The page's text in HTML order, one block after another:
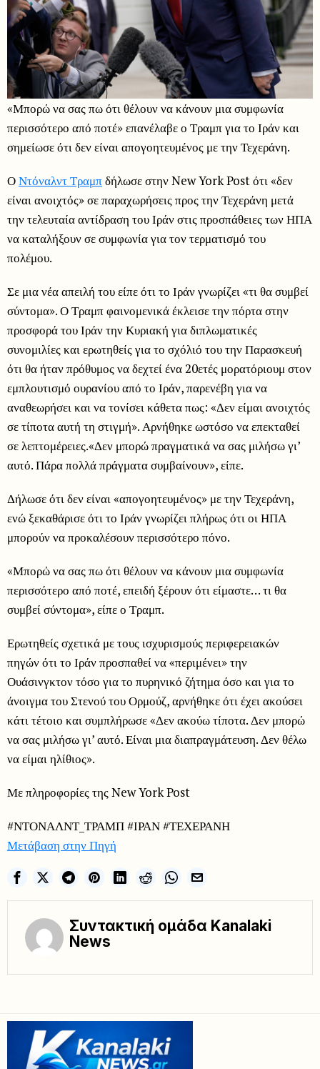
«Μπορώ να σας πω ότι θέλουν να κάνουν μια συμφωνία
περισσότερο από ποτέ» επανέλαβε ο Τραμπ για το Ιράν και
σημείωσε ότι δεν είναι απογοητευμένος με την Τεχεράνη.
ΟΝτόναλντ Τραμπδήλωσε στην New York Post ότι «δεν
είναι ανοιχτός» σε παραχωρήσεις προς την Τεχεράνη μετά
την τελευταία αντίδραση του Ιράν στις προσπάθειες των ΗΠΑ
να καταλήξουν σε συμφωνία για τον τερματισμό του
πολέμου.
Σε μια νέα απειλή του είπε ότι το Ιράν γνωρίζει «τι θα συμβεί
σύντομα». Ο Τραμπ φαινομενικά έκλεισε την πόρτα στην
προσφορά του Ιράν την Κυριακή για διπλωματικές
συνομιλίες και ερωτηθείς για το σχόλιό του την Παρασκευή
ότι θα ήταν πρόθυμος να δεχτεί ένα 20ετές μορατόριουμ στον
εμπλουτισμό ουρανίου από το Ιράν, παρενέβη για να
αναθεωρήσει και να τονίσει κάθετα πως: «Δεν είμαι ανοιχτός
σε τίποτα αυτή τη στιγμή». Αρνήθηκε ωστόσο να επεκταθεί
σε λεπτομέρειες.«Δεν μπορώ πραγματικά να σας μιλήσω γι’
αυτό. Πάρα πολλά πράγματα συμβαίνουν», είπε.
Δήλωσε ότι δεν είναι «απογοητευμένος» με την Τεχεράνη,
ενώ ξεκαθάρισε ότι το Ιράν γνωρίζει πλήρως ότι οι ΗΠΑ
μπορούν να προκαλέσουν περισσότερο πόνο.
«Μπορώ να σας πω ότι θέλουν να κάνουν μια συμφωνία
περισσότερο από ποτέ, επειδή ξέρουν ότι είμαστε… τι θα
συμβεί σύντομα», είπε ο Τραμπ.
Ερωτηθείς σχετικά με τους ισχυρισμούς περιφερειακών
πηγών ότι το Ιράν προσπαθεί να «περιμένει» την
Ουάσινγκτον τόσο για το πυρηνικό ζήτημα όσο και για το
άνοιγμα του Στενού του Ορμούζ, αρνήθηκε ότι έχει ακούσει
κάτι τέτοιο και συμπλήρωσε «Δεν ακούω τίποτα. Δεν μπορώ
να σας μιλήσω γι’ αυτό. Είναι μια διαπραγμάτευση. Δεν θέλω
να είμαι ηλίθιος».
Με πληροφορίες της New York Post
#ΝΤΟΝΑΛΝΤ_ΤΡΑΜΠ #ΙΡΑΝ #ΤΕΧΕΡΑΝΗ
Μετάβαση στην Πηγή
Συντακτική ομάδα Kanalaki
News